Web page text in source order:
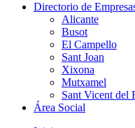
Directorio de
Alicante
Busot
El Campello
Sant Joan
Xixona
Mutxamel
Sant Vicent del
Área Social